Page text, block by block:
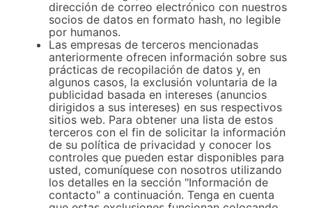
dirección de correo electrónico con nuestros
socios de datos en formato hash, no legible
por humanos.
Las empresas de terceros mencionadas
anteriormente ofrecen información sobre sus
prácticas de recopilación de datos y, en
algunos casos, la exclusión voluntaria de la
publicidad basada en intereses (anuncios
dirigidos a sus intereses) en sus respectivos
sitios web. Para obtener una lista de estos
terceros con el fin de solicitar la información
de su política de privacidad y conocer los
controles que pueden estar disponibles para
usted, comuníquese con nosotros utilizando
los detalles en la sección "Información de
contacto" a continuación. Tenga en cuenta